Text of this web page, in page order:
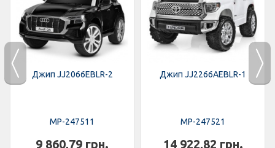
Джип JJ2066EBLR-2
MP-247511
9 860,79 грн.
Джип JJ2266AEBLR-1
MP-247521
14 922,82 грн.